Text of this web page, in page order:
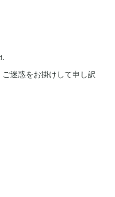
迷惑をお掛けして申し訳